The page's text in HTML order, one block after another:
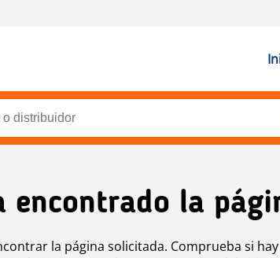
encontrado la
la página solicitada. Comprueba si hay